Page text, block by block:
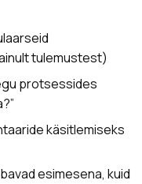
tulemustest)
protsessides
käsitlemiseks
esimesena, kuid